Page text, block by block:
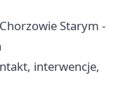
Starym -
interwencje,